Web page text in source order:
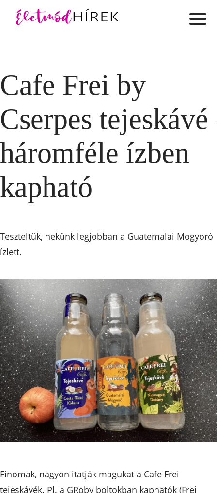
Cafe Frei by
Cserpes tejeskávé
háromféle ízben
kapható
Teszteltük, nekünk legjobban a Guatemalai Mogyoró
ízlett.
Finomak, nagyon itatják magukat a Cafe Frei
tejeskávék. Pl. a GRoby boltokban kaphatók (Frei